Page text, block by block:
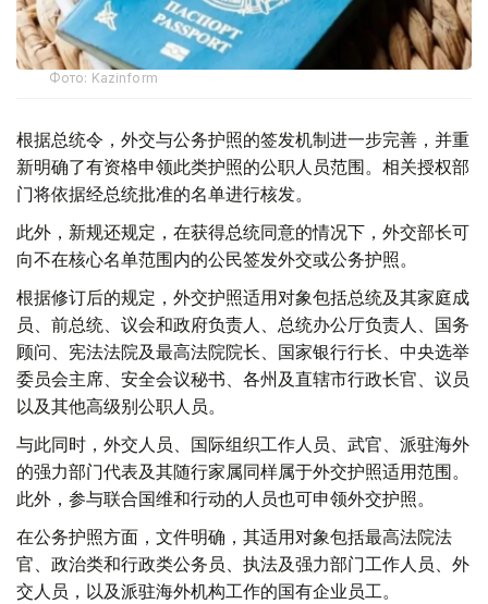
Фото: Kazinform
根据总统令，外交与公务护照的签发机制进一步完善，并重
新明确了有资格申领此类护照的公职人员范围。相关授权部
门将依据经总统批准的名单进行核发。
此外，新规还规定，在获得总统同意的情况下，外交部长可
向不在核心名单范围内的公民签发外交或公务护照。
根据修订后的规定，外交护照适用对象包括总统及其家庭成
员、前总统、议会和政府负责人、总统办公厅负责人、国务
顾问、宪法法院及最高法院院长、国家银行行长、中央选举
委员会主席、安全会议秘书、各州及直辖市行政长官、议员
以及其他高级别公职人员。
与此同时，外交人员、国际组织工作人员、武官、派驻海外
的强力部门代表及其随行家属同样属于外交护照适用范围。
此外，参与联合国维和行动的人员也可申领外交护照。
在公务护照方面，文件明确，其适用对象包括最高法院法
官、政治类和行政类公务员、执法及强力部门工作人员、外
交人员，以及派驻海外机构工作的国有企业员工。